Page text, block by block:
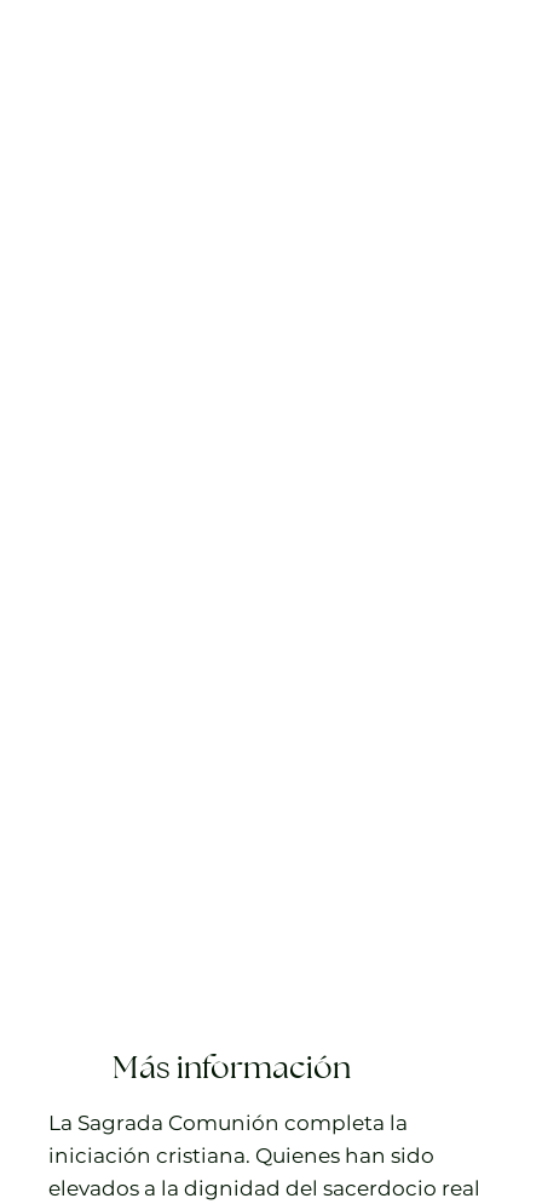
Más información
La Sagrada Comunión completa la
iniciación cristiana. Quienes han sido
elevados a la dignidad del sacerdocio real